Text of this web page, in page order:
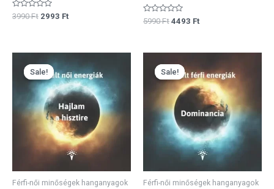
Értékelés:
0
3990Ft 2993 Ft
Értékelés:
0
5990Ft 4493 Ft
Sale!
Sale!
Férfi-női minőségek hanganyagok
price
was:
5990 Ft.
price
is:
4493 Ft.
Sale!
Sale!
Férfi-női minőségek hanganyagok
price
was:
5990 Ft.
price
is:
4493 Ft.